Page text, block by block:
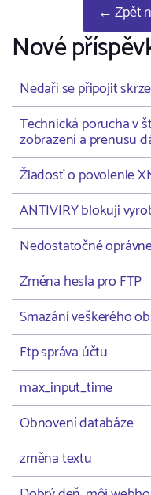
← Zpět
Nové
Nedaří se připojit
Technická porucha v
zobrazení a prenusu
Žiadosť o povolenie
ANTIVIRY blokuji
Nedostatočné
Změna hesla pro FTP
Smazání veškerého
Ftp správa účtu
max_input_time
Obnovení databáze
změna textu